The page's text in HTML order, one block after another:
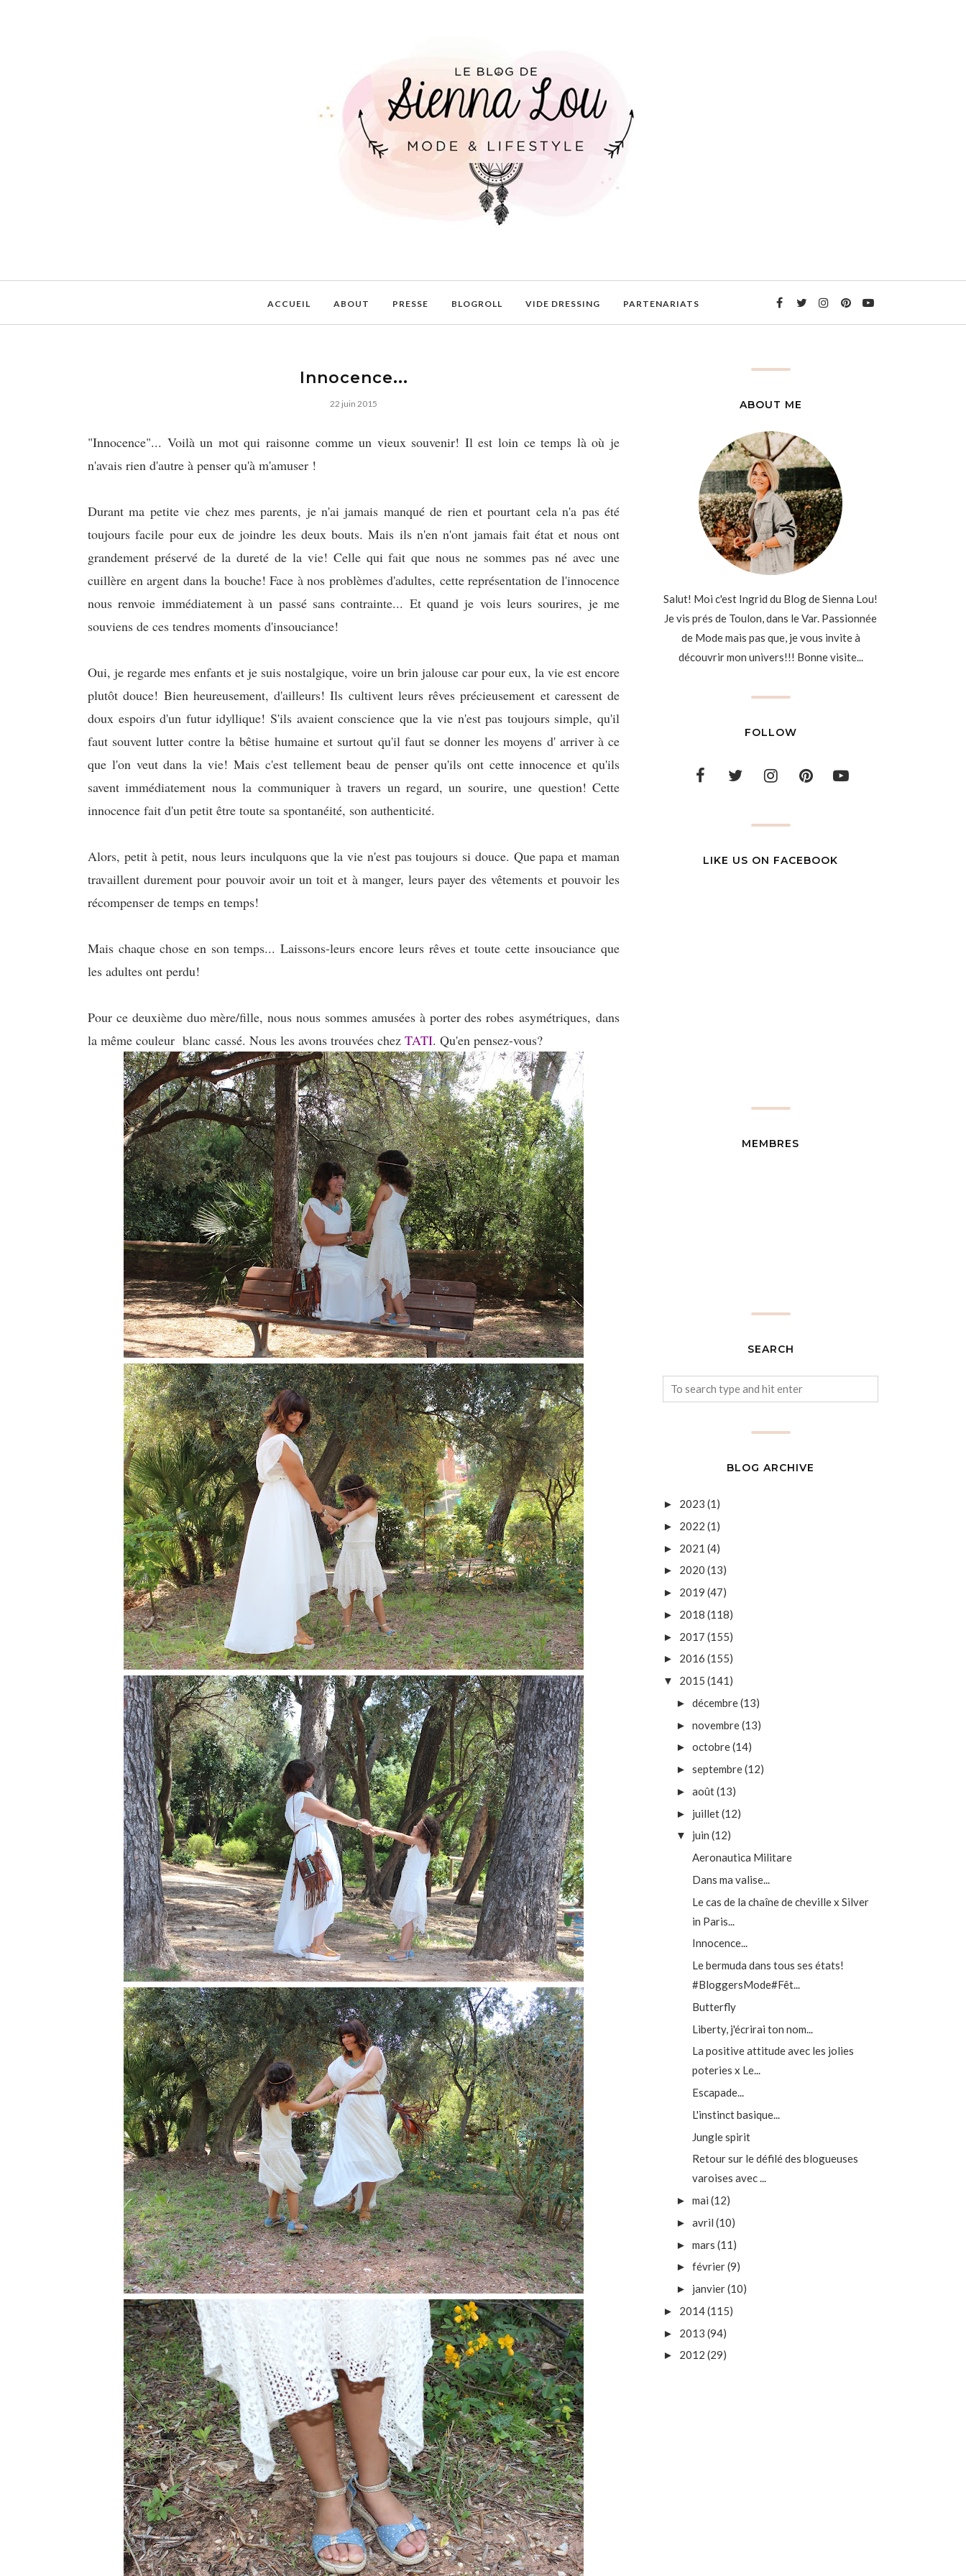
ACCUEIL ABOUT PRESSE BLOGROLL VIDE DRESSING PARTENARIATS
Innocence...
22 juin 2015
"Innocence"... Voilà un mot qui raisonne comme un vieux souvenir! Il est loin ce temps là où je
n'avais rien d'autre à penser qu'à m'amuser !
Durant ma petite vie chez mes parents, je n'ai jamais manqué de rien et pourtant cela n'a pas été
toujours facile pour eux de joindre les deux bouts. Mais ils n'en n'ont jamais fait état et nous ont
grandement préservé de la dureté de la vie! Celle qui fait que nous ne sommes pas né avec une
cuillère en argent dans la bouche! Face à nos problèmes d'adultes, cette représentation de l'innocence
nous renvoie immédiatement à un passé sans contrainte... Et quand je vois leurs sourires, je me
souviens de ces tendres moments d'insouciance!
Oui, je regarde mes enfants et je suis nostalgique, voire un brin jalouse car pour eux, la vie est encore
plutôt douce! Bien heureusement, d'ailleurs! Ils cultivent leurs rêves précieusement et caressent de
doux espoirs d'un futur idyllique! S'ils avaient conscience que la vie n'est pas toujours simple, qu'il
faut souvent lutter contre la bêtise humaine et surtout qu'il faut se donner les moyens d' arriver à ce
que l'on veut dans la vie! Mais c'est tellement beau de penser qu'ils ont cette innocence et qu'ils
savent immédiatement nous la communiquer à travers un regard, un sourire, une question! Cette
innocence fait d'un petit être toute sa spontanéité, son authenticité.
Alors, petit à petit, nous leurs inculquons que la vie n'est pas toujours si douce. Que papa et maman
travaillent durement pour pouvoir avoir un toit et à manger, leurs payer des vêtements et pouvoir les
récompenser de temps en temps!
Mais chaque chose en son temps... Laissons-leurs encore leurs rêves et toute cette insouciance que
les adultes ont perdu!
Pour ce deuxième duo mère/fille, nous nous sommes amusées à porter des robes asymétriques, dans
la même couleur blanc cassé. Nous les avons trouvées chez TATI. Qu'en pensez-vous?
ABOUT ME
Salut! Moi c'est Ingrid du Blog de Sienna Lou!
Je vis prés de Toulon, dans le Var. Passionnée
de Mode mais pas que, je vous invite à
découvrir mon univers!!! Bonne visite...
FOLLOW
LIKE US ON FACEBOOK
MEMBRES
SEARCH
BLOG ARCHIVE
► 2023 (1)
► 2022 (1)
► 2021 (4)
► 2020 (13)
► 2019 (47)
► 2018 (118)
► 2017 (155)
► 2016 (155)
▼ 2015 (141)
► décembre(13)
► novembre(13)
► octobre(14)
► septembre(12)
► août(13)
► juillet(12)
▼ juin (12)
Aeronautica Militare
Dans ma valise...
Le cas de la chaîne de cheville x Silver
in Paris...
Innocence...
Le bermuda dans tous ses états!
#BloggersMode#Fêt...
Butterfly
Liberty, j'écrirai ton nom...
La positive attitude avec les jolies
poteries x Le...
Escapade...
L'instinct basique...
Jungle spirit
Retour sur le défilé des blogueuses
varoises avec ...
► mai (12)
► avril (10)
► mars (11)
► février(9)
► janvier(10)
► 2014(115)
► 2013 (94)
► 2012 (29)